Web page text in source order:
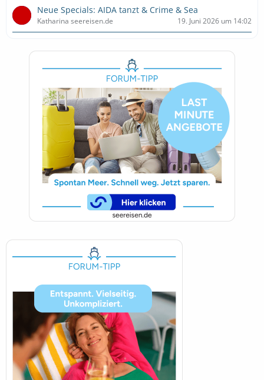
Neue Specials: AIDA tanzt & Crime & Sea
Katharina seereisen.de 19. Juni 2026 um 14:02